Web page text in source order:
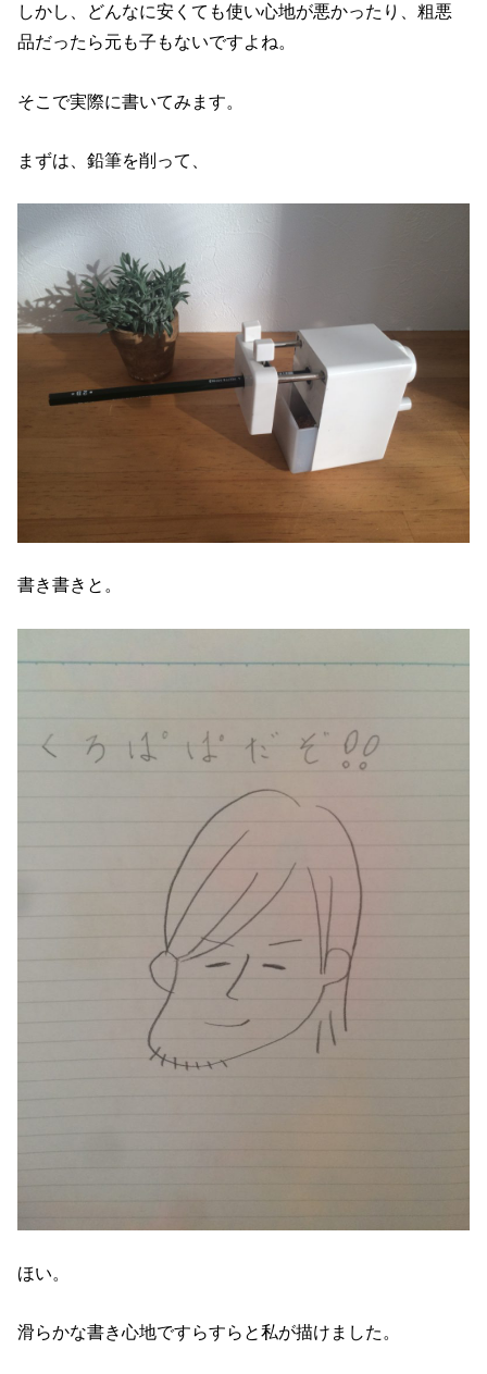
しかし、どんなに安くても使い心地が悪かったり、粗悪
品だったら元も子もないですよね。
そこで実際に書いてみます。
まずは、鉛筆を削って、
書き書きと。
ほい。
滑らかな書き心地ですらすらと私が描けました。